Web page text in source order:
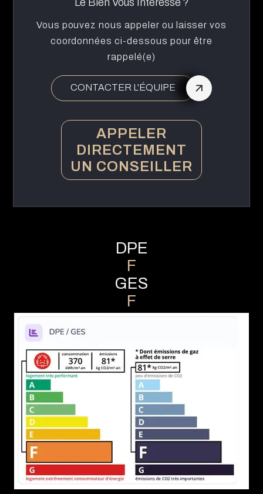
Le Bien Vous Intéresse ?
Vous pouvez nous appeler ou laisser vos
coordonnées ci-dessous pour être
rappelé(e)
CONTACTER L'ÉQUIPE
APPELER
DIRECTEMENT
UN CONSEILLER
DPE
F
GES
F